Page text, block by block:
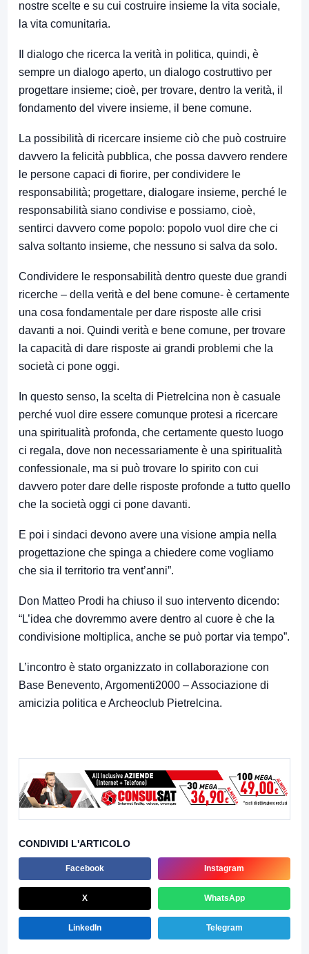
nostre scelte e su cui costruire insieme la vita sociale,
la vita comunitaria.
Il dialogo che ricerca la verità in politica, quindi, è
sempre un dialogo aperto, un dialogo costruttivo per
progettare insieme; cioè, per trovare, dentro la verità, il
fondamento del vivere insieme, il bene comune.
La possibilità di ricercare insieme ciò che può costruire
davvero la felicità pubblica, che possa davvero rendere
le persone capaci di fiorire, per condividere le
responsabilità; progettare, dialogare insieme, perché le
responsabilità siano condivise e possiamo, cioè,
sentirci davvero come popolo: popolo vuol dire che ci
salva soltanto insieme, che nessuno si salva da solo.
Condividere le responsabilità dentro queste due grandi
ricerche – della verità e del bene comune- è certamente
una cosa fondamentale per dare risposte alle crisi
davanti a noi. Quindi verità e bene comune, per trovare
la capacità di dare risposte ai grandi problemi che la
società ci pone oggi.
In questo senso, la scelta di Pietrelcina non è casuale
perché vuol dire essere comunque protesi a ricercare
una spiritualità profonda, che certamente questo luogo
ci regala, dove non necessariamente è una spiritualità
confessionale, ma si può trovare lo spirito con cui
davvero poter dare delle risposte profonde a tutto quello
che la società oggi ci pone davanti.
E poi i sindaci devono avere una visione ampia nella
progettazione che spinga a chiedere come vogliamo
che sia il territorio tra vent’anni”.
Don Matteo Prodi ha chiuso il suo intervento dicendo:
“L’idea che dovremmo avere dentro al cuore è che la
condivisione moltiplica, anche se può portar via tempo”.
L’incontro è stato organizzato in collaborazione con
Base Benevento, Argomenti2000 – Associazione di
amicizia politica e Archeoclub Pietrelcina.
CONDIVIDI L'ARTICOLO
Facebook Instagram
X WhatsApp
LinkedIn Telegram